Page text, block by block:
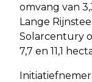
omvang van
Lange
Solarcentury
7,7 en 11,1